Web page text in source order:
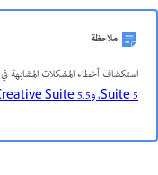
ملاحظة
استكشاف أخطاء المشكلات المشابهة في Creative Suite وإصلاحها? راجع حلول
Suite 5، وCreative Suite 5.5، وCreative Suite 6